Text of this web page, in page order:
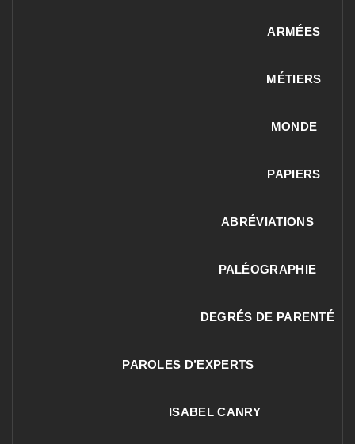
ARMÉES
MÉTIERS
MONDE
PAPIERS
ABRÉVIATIONS
PALÉOGRAPHIE
DEGRÉS DE PARENTÉ
PAROLES D’EXPERTS
ISABEL CANRY